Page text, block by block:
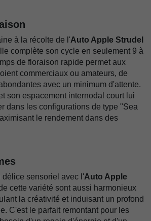
à la récolte de l'Auto Apple Strudel
complète son cycle en seulement 9 à
de floraison rapide permet aux
commerciaux ou amateurs, de
avec un minimum d'attente.
son espacement internodal court lui
dans les configurations de type "Sea
le rendement dans des
délice sensoriel avec l'Auto Apple
cette variété sont aussi harmonieux
la créativité et induisant un profond
C'est le parfait remontant pour les